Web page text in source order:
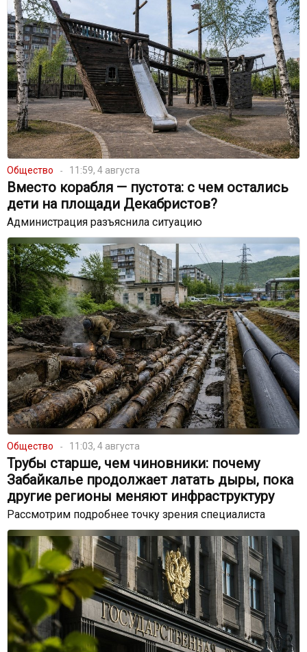
Общество 11:59, 4 августа
Вместо корабля — пустота: с чем остались
дети на площади Декабристов?
Администрация разъяснила ситуацию
Общество 11:03, 4 августа
Трубы старше, чем чиновники: почему
Забайкалье продолжает латать дыры, пока
другие регионы меняют инфраструктуру
Рассмотрим подробнее точку зрения специалиста